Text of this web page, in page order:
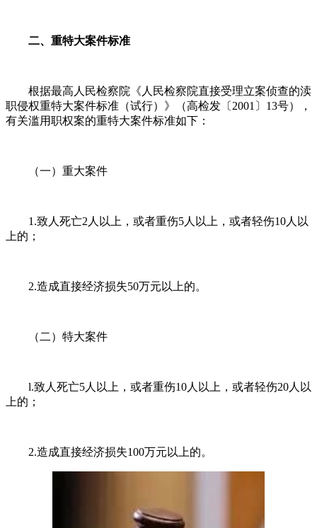
二、重特大案件标准
根据最高人民检察院《人民检察院直接受理立案侦查的渎
职侵权重特大案件标准（试行）》（高检发〔2001〕13号），
有关滥用职权案的重特大案件标准如下：
（一）重大案件
1.致人死亡2人以上，或者重伤5人以上，或者轻伤10人以
上的；
2.造成直接经济损失50万元以上的。
（二）特大案件
l.致人死亡5人以上，或者重伤10人以上，或者轻伤20人以
上的；
2.造成直接经济损失100万元以上的。